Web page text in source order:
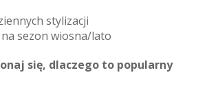
stylizacji
sezon wiosna/lato
się, dlaczego to popularny